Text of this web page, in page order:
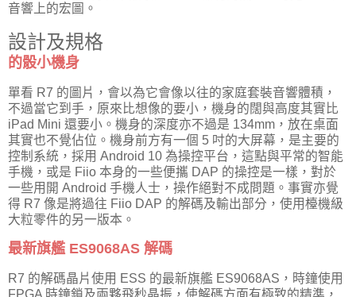
音響上的宏圖。
設計及規格
的骰小機身
單看 R7 的圖片，會以為它會像以往的家庭套裝音響體積，
不過當它到手，原來比想像的要小，機身的闊與高度其實比
iPad Mini 還要小。機身的深度亦不過是 134mm，放在桌面
其實也不覺佔位。機身前方有一個 5 吋的大屏幕，是主要的
控制系統，採用 Android 10 為操控平台，這點與平常的智能
手機，或是 Fiio 本身的一些便攜 DAP 的操控是一樣，對於
一些用開 Android 手機人士，操作絕對不成問題。事實亦覺
得 R7 像是將過往 Fiio DAP 的解碼及輸出部分，使用檯機級
大粒零件的另一版本。
最新旗艦 ES9068AS 解碼
R7 的解碼晶片使用 ESS 的最新旗艦 ES9068AS，時鐘使用